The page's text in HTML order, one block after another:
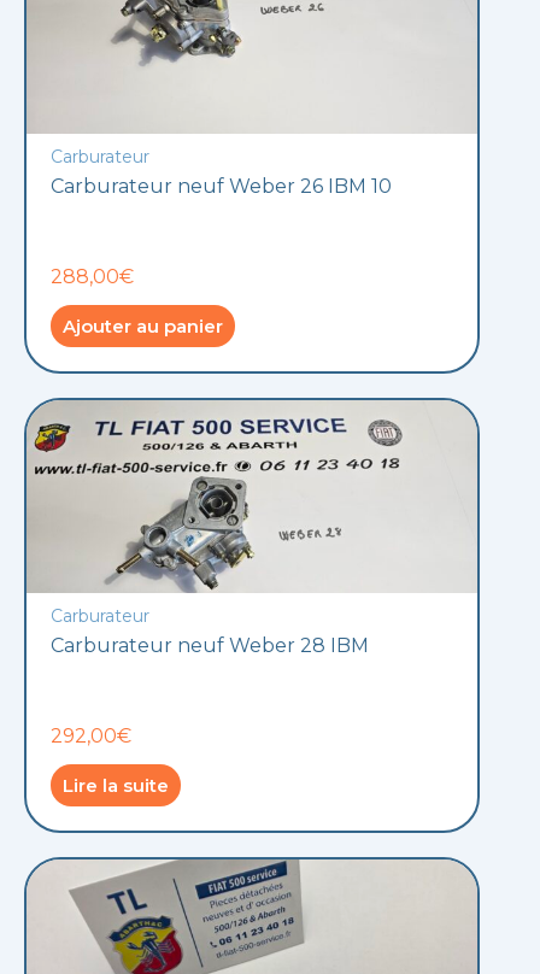
Carburateur
Carburateur neuf Weber 26 IBM 10
288,00€
Ajouter au panier
Carburateur
Carburateur neuf Weber 28 IBM
292,00€
Lire la suite